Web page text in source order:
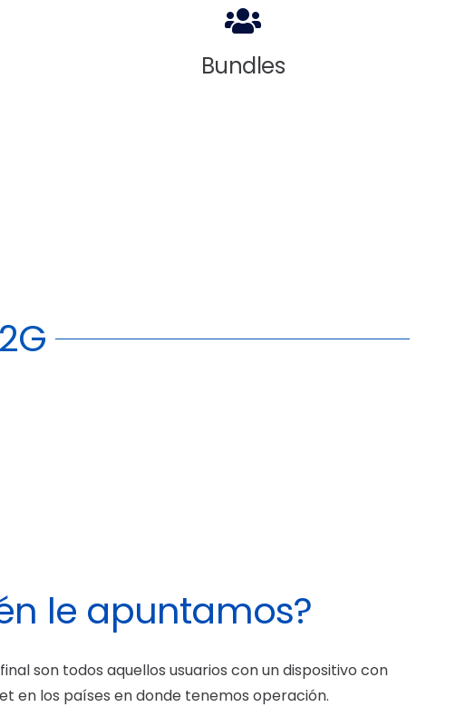
Bundles
le apuntamos?
son todos aquellos usuarios con un dispositivo con
en los países en donde tenemos operación.